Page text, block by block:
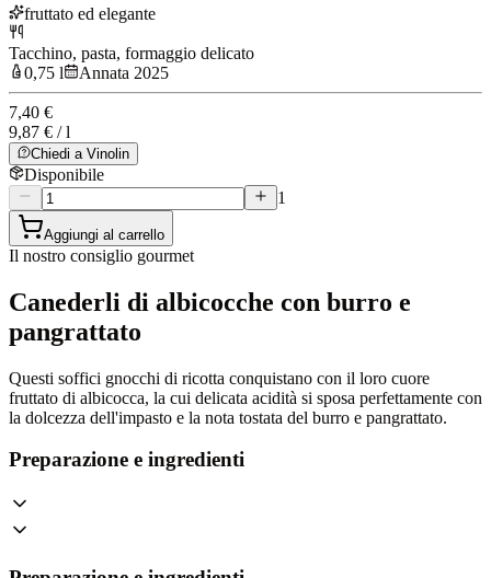
fruttato ed elegante
Tacchino, pasta, formaggio delicato
0,75 l
Annata 2025
7,40 €
9,87 € / l
Chiedi a Vinolin
Disponibile
1
Aggiungi al carrello
Il nostro consiglio gourmet
Canederli di albicocche con burro e
pangrattato
Questi soffici gnocchi di ricotta conquistano con il loro cuore
fruttato di albicocca, la cui delicata acidità si sposa perfettamente con
la dolcezza dell'impasto e la nota tostata del burro e pangrattato.
Preparazione e ingredienti